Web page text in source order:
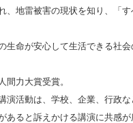
、地雷被害の現状を知り、「
生命が安心して生活できる社
間力大賞受賞。
演活動は、学校、企業、行政
ると訴えかける講演に共感が